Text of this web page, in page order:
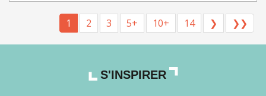
1 2 3 5+ 10+ 14 ❯ ❯❯
S'INSPIRER